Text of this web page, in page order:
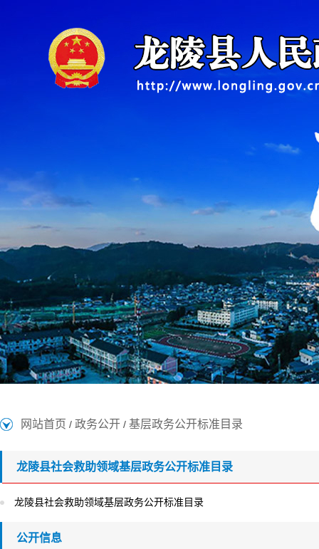
网站首页 / 政务公开 / 基层政务公开标准目录
龙陵县社会救助领域基层政务公开标准目录
龙陵县社会救助领域基层政务公开标准目录
公开信息